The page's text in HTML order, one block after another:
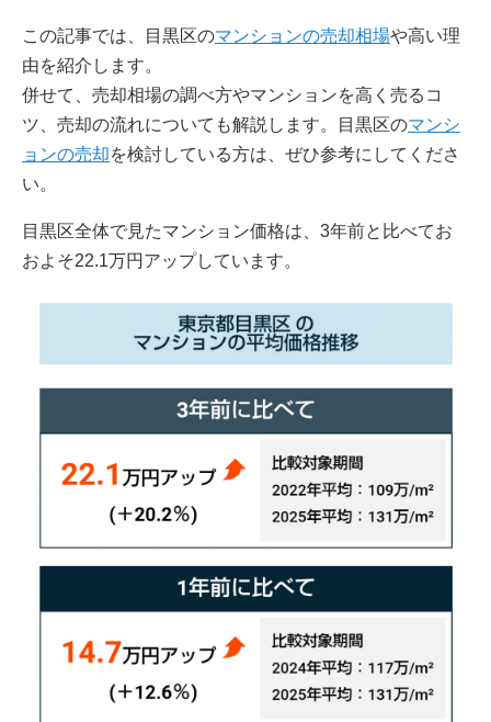
この記事では、目黒区のマンションの売却相場や高い理
由を紹介します。
併せて、売却相場の調べ方やマンションを高く売るコ
ツ、売却の流れについても解説します。目黒区のマンシ
ョンの売却を検討している方は、ぜひ参考にしてくださ
い。
目黒区全体で見たマンション価格は、3年前と比べてお
およそ22.1万円アップしています。